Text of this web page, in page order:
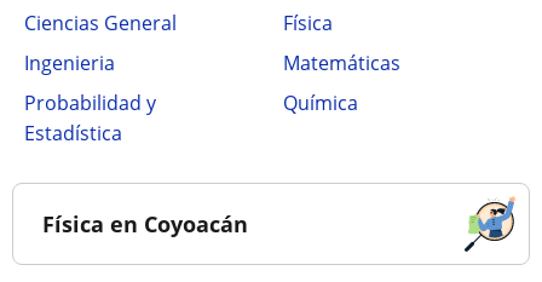
Ciencias General
Física
Ingenieria
Matemáticas
Probabilidad y
Estadística
Química
Física en Coyoacán